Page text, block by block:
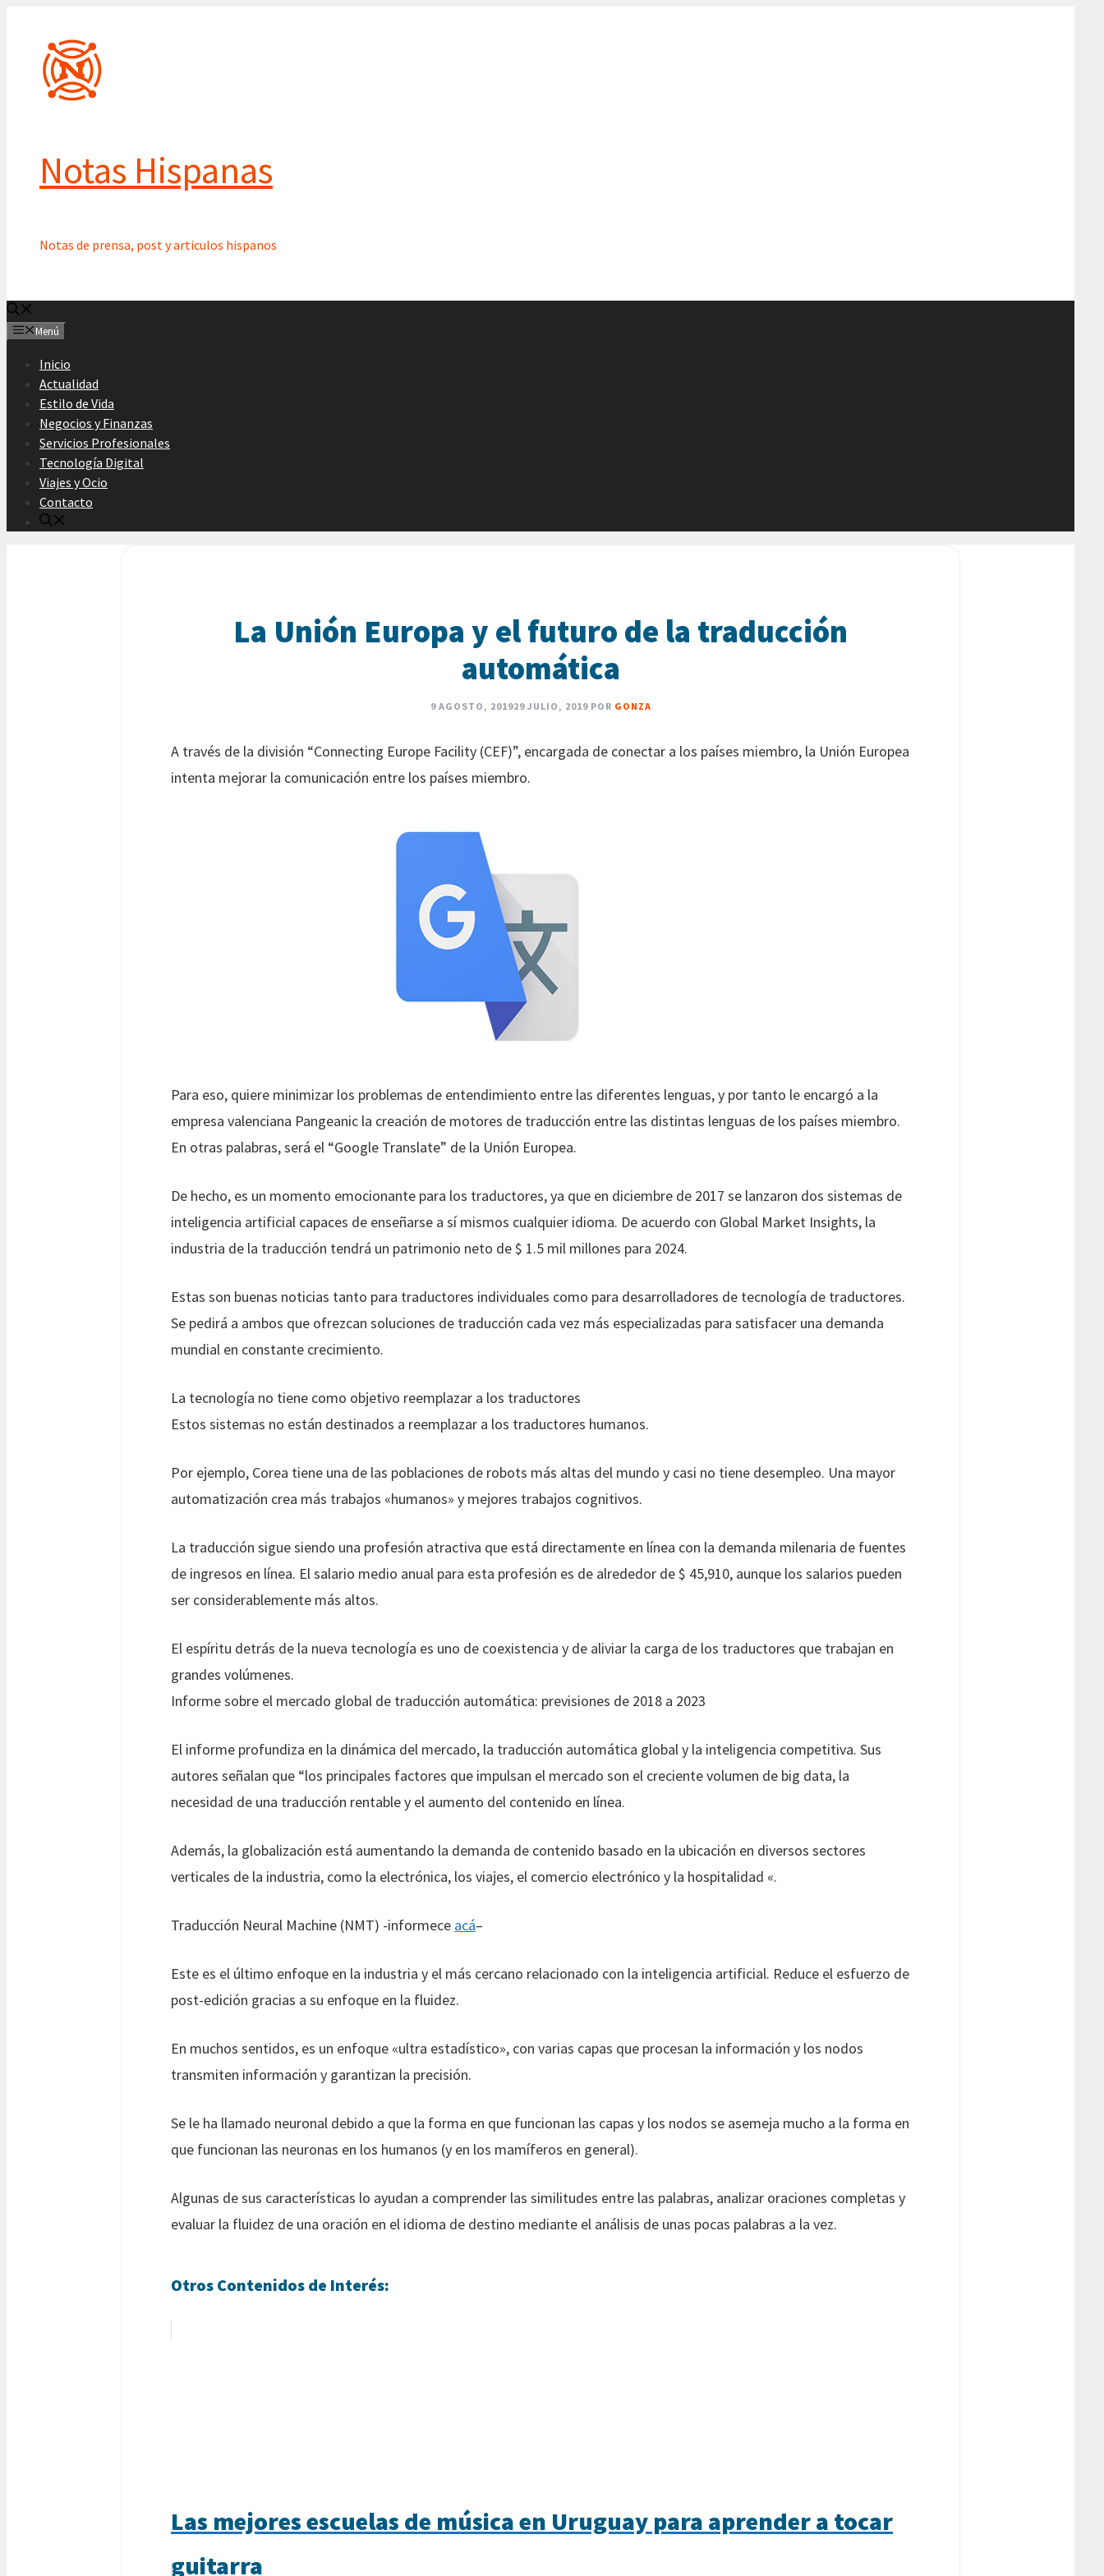
contenido
Notas Hispanas
Notas de prensa, post y articulos hispanos
Menú
Inicio
Actualidad
Estilo de Vida
Negocios y Finanzas
Servicios Profesionales
Tecnología Digital
Viajes y Ocio
Contacto
La Unión Europa y el futuro de la traducción
automática
9 AGOSTO, 201929 JULIO, 2019 POR GONZA
A través de la división “Connecting Europe Facility (CEF)”, encargada de conectar a los países miembro, la Unión Europea
intenta mejorar la comunicación entre los países miembro.
Para eso, quiere minimizar los problemas de entendimiento entre las diferentes lenguas, y por tanto le encargó a la
empresa valenciana Pangeanic la creación de motores de traducción entre las distintas lenguas de los países miembro.
En otras palabras, será el “Google Translate” de la Unión Europea.
De hecho, es un momento emocionante para los traductores, ya que en diciembre de 2017 se lanzaron dos sistemas de
inteligencia artificial capaces de enseñarse a sí mismos cualquier idioma. De acuerdo con Global Market Insights, la
industria de la traducción tendrá un patrimonio neto de $ 1.5 mil millones para 2024.
Estas son buenas noticias tanto para traductores individuales como para desarrolladores de tecnología de traductores.
Se pedirá a ambos que ofrezcan soluciones de traducción cada vez más especializadas para satisfacer una demanda
mundial en constante crecimiento.
La tecnología no tiene como objetivo reemplazar a los traductores
Estos sistemas no están destinados a reemplazar a los traductores humanos.
Por ejemplo, Corea tiene una de las poblaciones de robots más altas del mundo y casi no tiene desempleo. Una mayor
automatización crea más trabajos «humanos» y mejores trabajos cognitivos.
La traducción sigue siendo una profesión atractiva que está directamente en línea con la demanda milenaria de fuentes
de ingresos en línea. El salario medio anual para esta profesión es de alrededor de $ 45,910, aunque los salarios pueden
ser considerablemente más altos.
El espíritu detrás de la nueva tecnología es uno de coexistencia y de aliviar la carga de los traductores que trabajan en
grandes volúmenes.
Informe sobre el mercado global de traducción automática: previsiones de 2018 a 2023
El informe profundiza en la dinámica del mercado, la traducción automática global y la inteligencia competitiva. Sus
autores señalan que “los principales factores que impulsan el mercado son el creciente volumen de big data, la
necesidad de una traducción rentable y el aumento del contenido en línea.
Además, la globalización está aumentando la demanda de contenido basado en la ubicación en diversos sectores
verticales de la industria, como la electrónica, los viajes, el comercio electrónico y la hospitalidad «.
Traducción Neural Machine (NMT) -informece acá–
Este es el último enfoque en la industria y el más cercano relacionado con la inteligencia artificial. Reduce el esfuerzo de
post-edición gracias a su enfoque en la fluidez.
En muchos sentidos, es un enfoque «ultra estadístico», con varias capas que procesan la información y los nodos
transmiten información y garantizan la precisión.
Se le ha llamado neuronal debido a que la forma en que funcionan las capas y los nodos se asemeja mucho a la forma en
que funcionan las neuronas en los humanos (y en los mamíferos en general).
Algunas de sus características lo ayudan a comprender las similitudes entre las palabras, analizar oraciones completas y
evaluar la fluidez de una oración en el idioma de destino mediante el análisis de unas pocas palabras a la vez.
Otros Contenidos de Interés:
Las mejores escuelas de música en Uruguay para aprender a tocar
guitarra